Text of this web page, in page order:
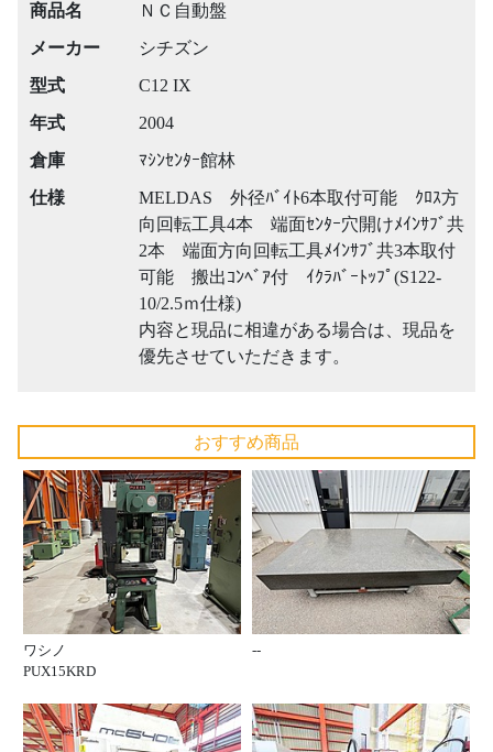
商品名
ＮＣ自動盤
メーカー
シチズン
型式
C12 IX
年式
2004
倉庫
ﾏｼﾝｾﾝﾀｰ館林
仕様
MELDAS 外径ﾊﾞｲﾄ6本取付可能 ｸﾛｽ方
向回転工具4本 端面ｾﾝﾀｰ穴開けﾒｲﾝｻﾌﾞ共
2本 端面方向回転工具ﾒｲﾝｻﾌﾞ共3本取付
可能 搬出ｺﾝﾍﾞｱ付 ｲｸﾗﾊﾞｰﾄｯﾌﾟ(S122-
10/2.5ｍ仕様)
内容と現品に相違がある場合は、現品を
優先させていただきます。
おすすめ商品
ワシノ
PUX15KRD
--